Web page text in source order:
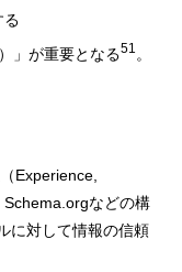
る
」が重要となる51 。
Experience,
などの構
に対して情報の信頼